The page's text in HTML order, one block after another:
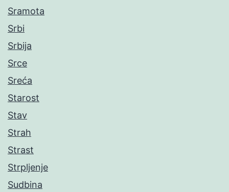
Sramota
Srbi
Srbija
Srce
Sreća
Starost
Stav
Strah
Strast
Strpljenje
Sudbina